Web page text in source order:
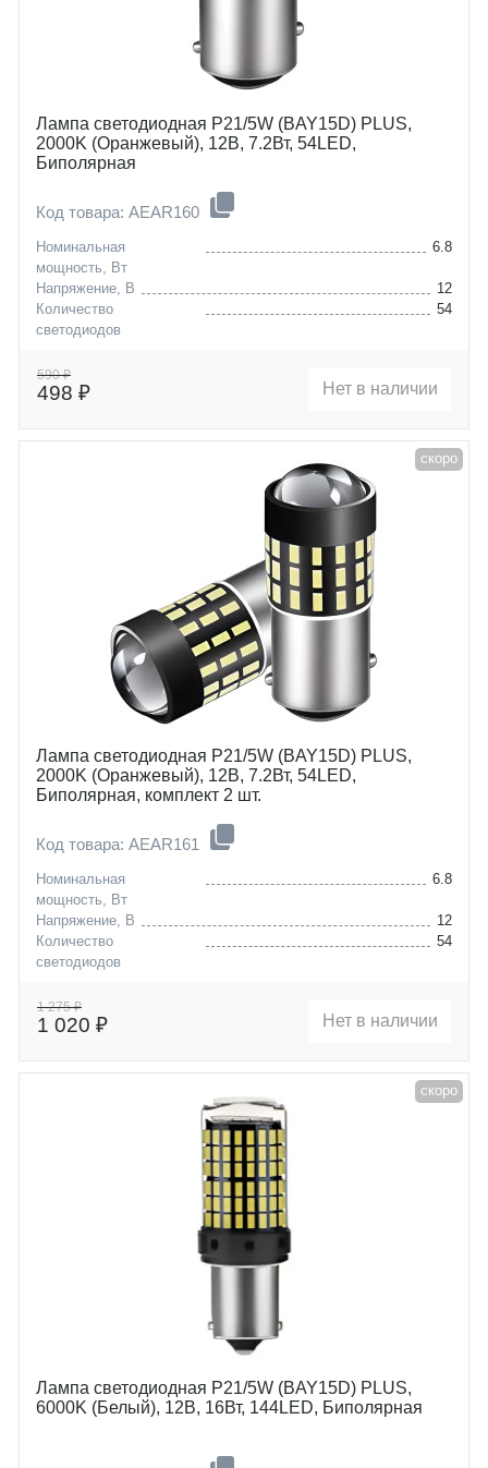
Лампа светодиодная P21/5W (BAY15D) PLUS,
2000K (Оранжевый), 12В, 7.2Вт, 54LED,
Биполярная
Код товара: AEAR160
Номинальная
мощность, Вт
6.8
Напряжение, В
12
Количество
светодиодов
54
590 ₽
498 ₽ Нет в наличии
скоро
Лампа светодиодная P21/5W (BAY15D) PLUS,
2000K (Оранжевый), 12В, 7.2Вт, 54LED,
Биполярная, комплект 2 шт.
Код товара: AEAR161
Номинальная
мощность, Вт
6.8
Напряжение, В
12
Количество
светодиодов
54
1 275 ₽
1 020 ₽ Нет в наличии
скоро
Лампа светодиодная P21/5W (BAY15D) PLUS,
6000K (Белый), 12В, 16Вт, 144LED, Биполярная